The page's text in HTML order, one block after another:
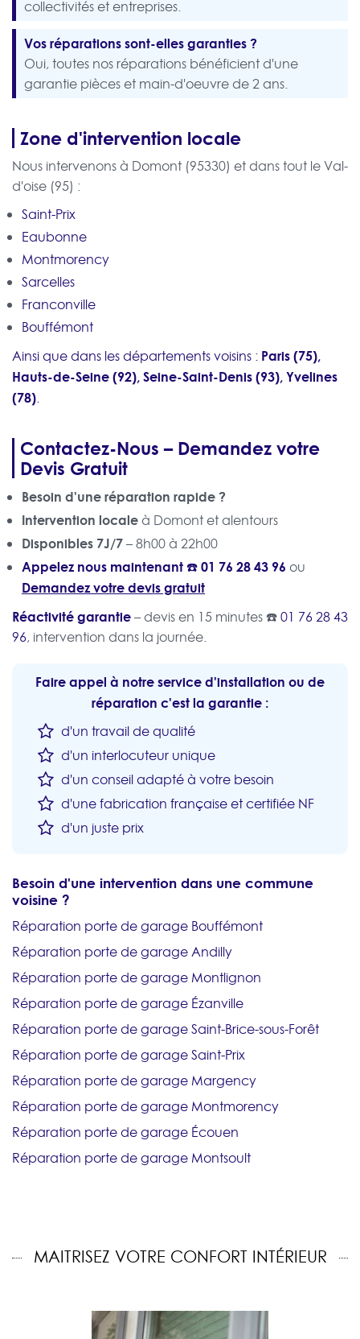
collectivités et entreprises.
Vos réparations sont-elles garanties ?
Oui, toutes nos réparations bénéficient d'une
garantie pièces et main-d'oeuvre de 2 ans.
Zone d'intervention locale
Nous intervenons à Domont (95330) et dans tout le Val-
d'oise (95) :
Saint-Prix
Eaubonne
Montmorency
Sarcelles
Franconville
Bouffémont
Ainsi que dans les départements voisins : Paris (75),
Hauts-de-Seine (92), Seine-Saint-Denis (93), Yvelines
(78).
Contactez-Nous – Demandez votre
Devis Gratuit
Besoin d'une réparation rapide ?
Intervention localeà Domont et alentours
Disponibles 7J/7– 8h00 à 22h00
Appelez nous maintenant ☎️01 76 28 43 96 ou
Demandez votre devis gratuit
Réactivité garantie– devis en 15 minutes ☎️01 76 28 43
96, intervention dans la journée.
Faire appel à notre service d'installation ou de
réparation c'est la garantie :
d'un travail de qualité
d'un interlocuteur unique
d'un conseil adapté à votre besoin
d'une fabrication française et certifiée NF
d'un juste prix
Besoin d'une intervention dans une commune
voisine ?
Réparation porte de garage Bouffémont
Réparation porte de garage Andilly
Réparation porte de garage Montlignon
Réparation porte de garage Ézanville
Réparation porte de garage Saint-Brice-sous-Forêt
Réparation porte de garage Saint-Prix
Réparation porte de garage Margency
Réparation porte de garage Montmorency
Réparation porte de garage Écouen
Réparation porte de garage Montsoult
MAITRISEZ VOTRE CONFORT INTÉRIEUR